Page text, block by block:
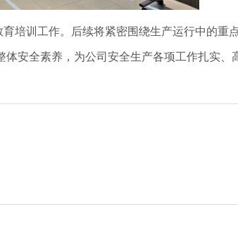
培训工作。后续将紧密围绕生产运行中的重
安全素养，为公司安全生产各项工作扎实、